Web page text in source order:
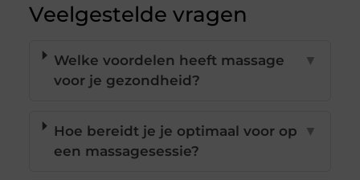
Veelgestelde vragen
Welke voordelen heeft massage
voor je gezondheid?
▼
Hoe bereidt je je optimaal voor op
een massagesessie?
▼